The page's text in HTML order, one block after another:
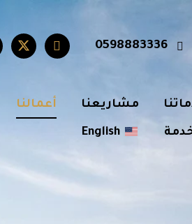
0598883336
مشاريعنا أعمالنا
English